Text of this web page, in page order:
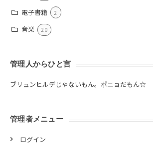
電子書籍 2
音楽 20
管理人からひと言
ブリュンヒルデじゃないもん。ポニョだもん☆
管理者メニュー
ログイン